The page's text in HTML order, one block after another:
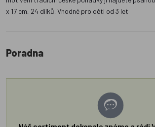
x 17 cm, 24 dílků. Vhodné pro děti od 3 let
Poradna